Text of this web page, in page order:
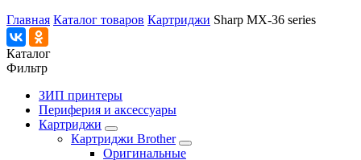
Главная Каталог товаров Картриджи Sharp MX-36 series
Каталог
Фильтр
ЗИП принтеры
Периферия и аксессуары
Картриджи
Картриджи Brother
Оригинальные